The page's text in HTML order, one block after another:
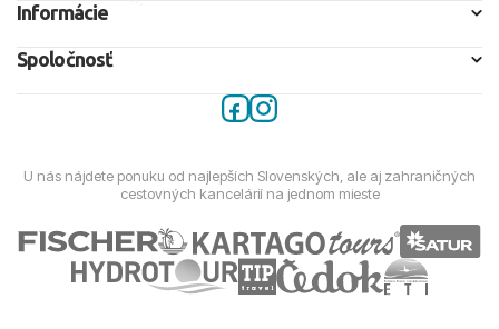
Informácie
Spoločnosť
U nás nájdete ponuku od najlepších Slovenských, ale aj zahraničných
cestovných kancelárií na jednom mieste